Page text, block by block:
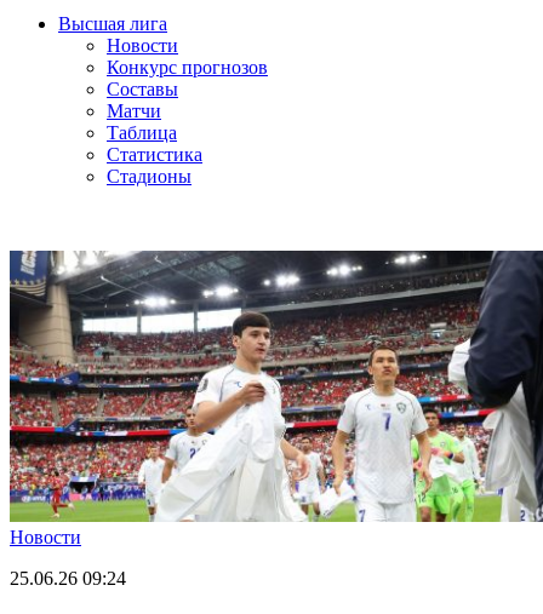
Высшая лига
Новости
Конкурс прогнозов
Составы
Матчи
Таблица
Статистика
Стадионы
Новости
25.06.26 09:24